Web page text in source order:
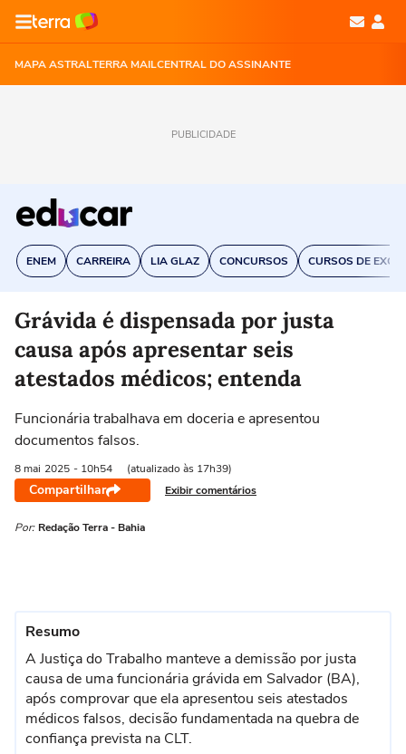
MAPA ASTRALTERRA MAILCENTRAL DO ASSINANTE
PUBLICIDADE
ENEM CARREIRA LIA GLAZ CONCURSOS CURSOS DE EXCEL
Grávida é dispensada por justa
causa após apresentar seis
atestados médicos; entenda
Funcionária trabalhava em doceria e apresentou
documentos falsos.
8 mai 2025 - 10h54 (atualizado às 17h39)
Compartilhar Exibir comentários
Por: Redação Terra - Bahia
Resumo
A Justiça do Trabalho manteve a demissão por justa
causa de uma funcionária grávida em Salvador (BA),
após comprovar que ela apresentou seis atestados
médicos falsos, decisão fundamentada na quebra de
confiança prevista na CLT.